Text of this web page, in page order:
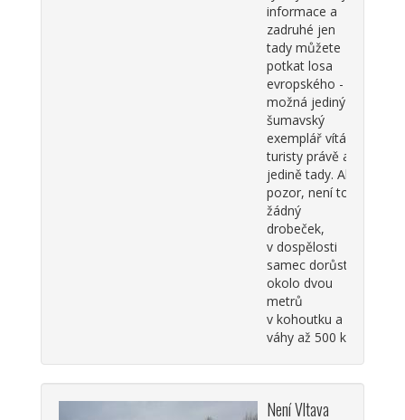
informace a
zadruhé jen
tady můžete
potkat losa
evropského -
možná jediný
šumavský
exemplář vítá
turisty právě a
jedině tady. Ale
pozor, není to
žádný
drobeček,
v dospělosti
samec dorůstá
okolo dvou
metrů
v kohoutku a
váhy až 500 kg.
Není Vltava